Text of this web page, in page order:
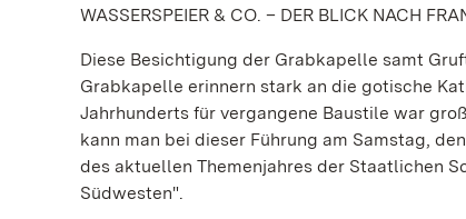
WASSERSPEIER & CO. – DER BLICK NACH
Diese Besichtigung der Grabkapelle samt
Grabkapelle erinnern stark an die gotische
Jahrhunderts für vergangene Baustile war
kann man bei dieser Führung am Samstag,
des aktuellen Themenjahres der Staatlichen
Südwesten".